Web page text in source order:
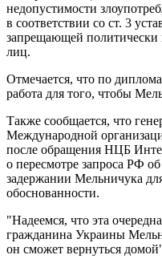
недопустимости
в соответствии со ст. 3
запрещающей политически
лиц.
Отмечается, что по
работа для того, чтобы
Также сообщается, что
Международной
после обращения НЦБ
о пересмотре запроса РФ
задержании Мельничука
обоснованности.
"Надеемся, что эта
гражданина Украины
он сможет вернуться